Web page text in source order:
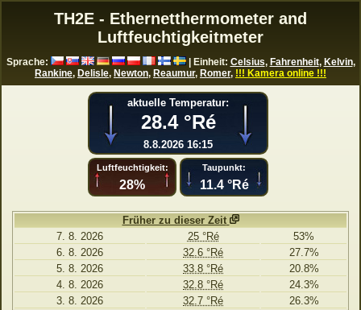
TH2E - Ethernetthermometer and
Luftfeuchtigkeitmeter
Sprache: | Einheit: Celsius, Fahrenheit, Kelvin,
Rankine, Delisle, Newton, Reaumur, Romer, !!! Kamera online !!!
Früher zu dieser Zeit
7. 8. 2026
25 °Ré
53%
6. 8. 2026
32.6 °Ré
27.7%
5. 8. 2026
33.8 °Ré
20.8%
4. 8. 2026
32.8 °Ré
24.3%
3. 8. 2026
32.7 °Ré 26.3%
aktuelle Temperatur:
28.4 °Ré
8.8.2026 16:15
Luftfeuchtigkeit:
28%
Taupunkt:
11.4 °Ré